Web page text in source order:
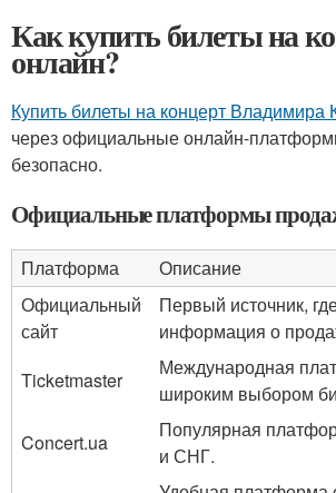
Как купить билеты на
онлайн?
Купить билеты на концерт Владимира
через официальные онлайн-
безопасно.
Официальные платформы
Платформа
Описание
Официальный
сайт
Первый источник,
информация о
Ticketmaster
Международная
широким выбором
Concert.ua
Популярная
и СНГ.